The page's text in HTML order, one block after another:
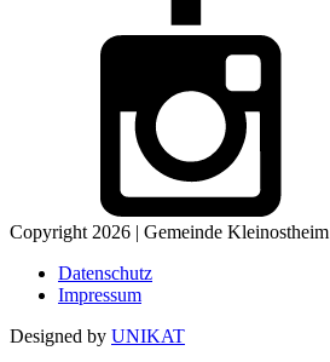
Copyright 2026 | Gemeinde Kleinostheim
Datenschutz
Impressum
Designed by UNIKAT